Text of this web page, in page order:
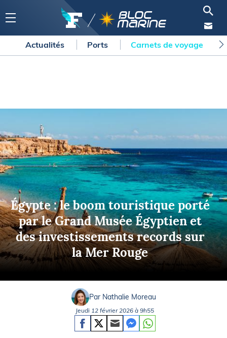
Actualités Ports Carnets de voyage
Égypte : le boom touristique porté
par le Grand Musée Égyptien et
des investissements records sur
la Mer Rouge
Par Nathalie Moreau
Jeudi 12 février 2026 à 9h55